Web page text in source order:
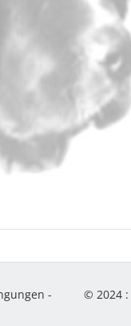
-
© 2024 :